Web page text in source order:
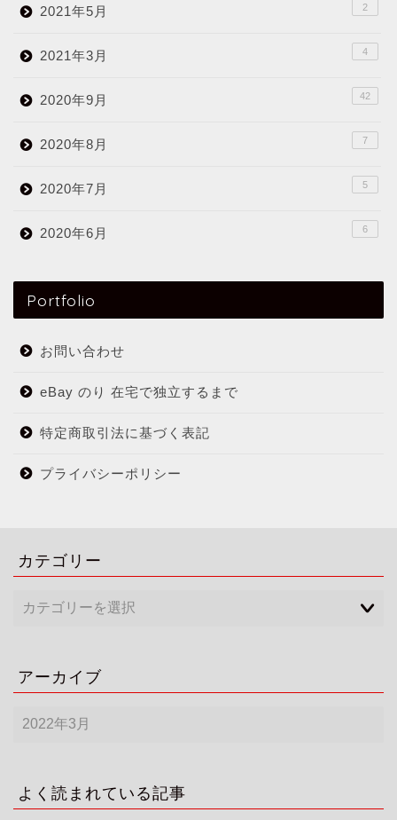
2021年5月 2
2021年3月 4
2020年9月 42
2020年8月 7
2020年7月 5
2020年6月 6
Portfolio
お問い合わせ
eBay のり 在宅で独立するまで
特定商取引法に基づく表記
プライバシーポリシー
カテゴリー
アーカイブ
ー
ブ
よく読まれている記事